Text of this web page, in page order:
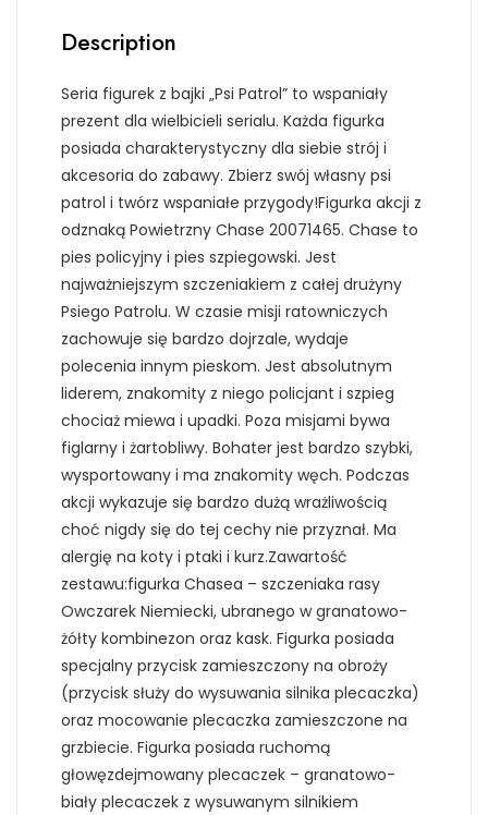
Description
Seria figurek z bajki „Psi Patrol” to wspaniały
prezent dla wielbicieli serialu. Każda figurka
posiada charakterystyczny dla siebie strój i
akcesoria do zabawy. Zbierz swój własny psi
patrol i twórz wspaniałe przygody!Figurka akcji z
odznaką Powietrzny Chase 20071465. Chase to
pies policyjny i pies szpiegowski. Jest
najważniejszym szczeniakiem z całej drużyny
Psiego Patrolu. W czasie misji ratowniczych
zachowuje się bardzo dojrzale, wydaje
polecenia innym pieskom. Jest absolutnym
liderem, znakomity z niego policjant i szpieg
chociaż miewa i upadki. Poza misjami bywa
figlarny i żartobliwy. Bohater jest bardzo szybki,
wysportowany i ma znakomity węch. Podczas
akcji wykazuje się bardzo dużą wrażliwością
choć nigdy się do tej cechy nie przyznał. Ma
alergię na koty i ptaki i kurz.Zawartość
zestawu:figurka Chasea – szczeniaka rasy
Owczarek Niemiecki, ubranego w granatowo-
żółty kombinezon oraz kask. Figurka posiada
specjalny przycisk zamieszczony na obroży
(przycisk służy do wysuwania silnika plecaczka)
oraz mocowanie plecaczka zamieszczone na
grzbiecie. Figurka posiada ruchomą
głowęzdejmowany plecaczek – granatowo-
biały plecaczek z wysuwanym silnikiem